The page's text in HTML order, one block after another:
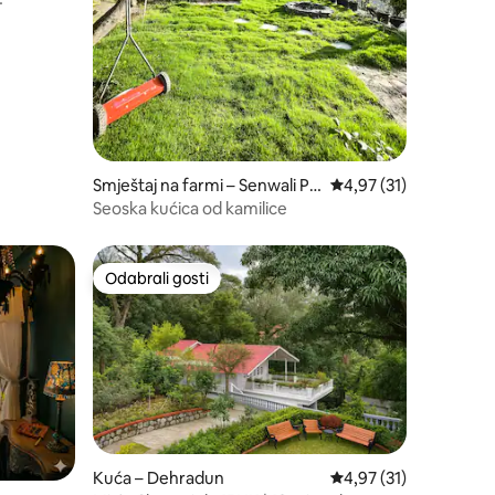
Smještaj na farmi – Senwali Pa
tali
Prosječna ocjena:
4,97 (31)
Seoska kućica od kamilice
Odabrali gosti
Odabrali gosti
Kuća – Dehradun Prosječna ocjena:
4,97 (31)